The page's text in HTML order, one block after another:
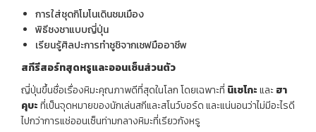
การใส่ชุดกิโมโนเดินชมเมือง
พิธีชงชาแบบญี่ปุ่น
เรียนรู้ศิลปะการทำซูชิจากเชฟมืออาชีพ
สกีรีสอร์ทสุดหรูและออนเซ็นส่วนตัว
ญี่ปุ่นขึ้นชื่อเรื่องหิมะคุณภาพดีที่สุดในโลก โดยเฉพาะที่ นิเซโกะและฮา
คุบะที่เป็นจุดหมายของนักเล่นสกีและสโนว์บอร์ด และแน่นอนว่าไม่มีอะไรดี
ไปกว่าการแช่ออนเซ็นท่ามกลางหิมะที่เรียวกังหรู